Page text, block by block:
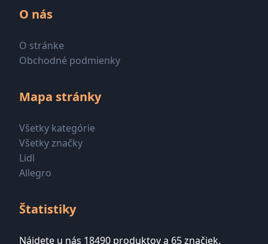
O nás
O stránke
Obchodné podmienky
Mapa stránky
Všetky kategórie
Všetky značky
Lidl
Allegro
Štatistiky
Nájdete u nás 18490 produktov a 65 značiek.